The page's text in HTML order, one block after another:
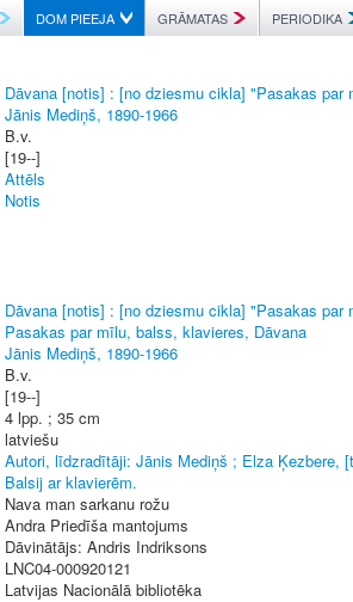
DOM PIEEJA GRĀMATAS PERIODIKA
Dāvana [notis] : [no dziesmu cikla] "Pasakas par
Jānis Mediņš, 1890-1966
B.v.
[19--]
Attēls
Notis
Dāvana [notis] : [no dziesmu cikla] "Pasakas par
Pasakas par mīlu, balss, klavieres, Dāvana
Jānis Mediņš, 1890-1966
B.v.
[19--]
4 lpp. ; 35 cm
latviešu
Autori, līdzradītāji: Jānis Mediņš ; Elza Ķezbere,
Balsij ar klavierēm.
Nava man sarkanu rožu
Andra Priedīša mantojums
Dāvinātājs: Andris Indriksons
LNC04-000920121
Latvijas Nacionālā bibliotēka